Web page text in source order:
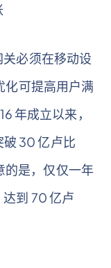
必须在移动设
化可提高用户满
年成立以来，
破 30 亿卢比
的是，仅仅一年
到 70 亿卢